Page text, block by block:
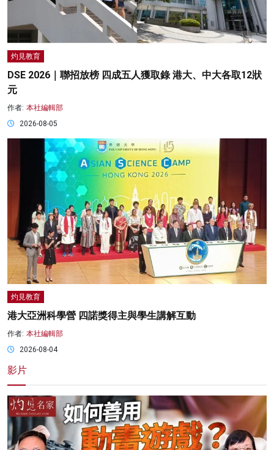
灼見教育
DSE 2026｜聯招放榜 四成五人獲取錄 港大、中大各取12狀
元
作者: 本社編輯部
2026-08-05
灼見教育
港大亞洲科學營 四諾獎得主與學生講解互動
作者: 本社編輯部
2026-08-04
影片